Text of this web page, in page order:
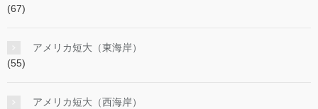
(67)
アメリカ短大（東海岸）
(55)
アメリカ短大（西海岸）